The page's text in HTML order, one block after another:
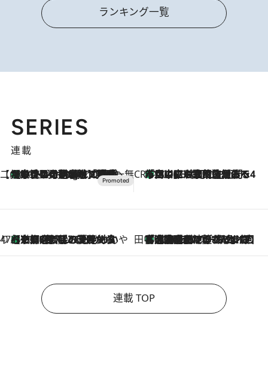
ランキング一覧
SERIES
連載
【CREA×星野リゾート】唯一無二。癒しと発見が待つ場所へ
10 Hours Ago
【トンボの足水浴】ヒノキの香りに包まれて涼感マックス！約13℃の湧水かけ流しを避暑地「星野温泉 トンボの湯」で体験 CREA'S CHOICE
2026.8.7
「立川にも歌舞伎があるんだよ」 片岡仁左衛門・市川中車ら豪華座組みで4年目の立川立飛歌舞伎へ
47都道府県の手みやげ ひんやりスイーツで夏を満喫
2026.8.7
【京都府】この夏絶対食べたい 冷やしておいしいおやつ3選 ひと口目から心を掴む新緑のテリーヌ 田中稲の勝手に再ブーム
2026.8.7
「湘南乃風に憧れて」観客大盛上がりの“タオル回し”に、ラッパー顔負けの高速歌唱まで…さだまさし（74）のアグレッシブすぎる現在地
連載 TOP